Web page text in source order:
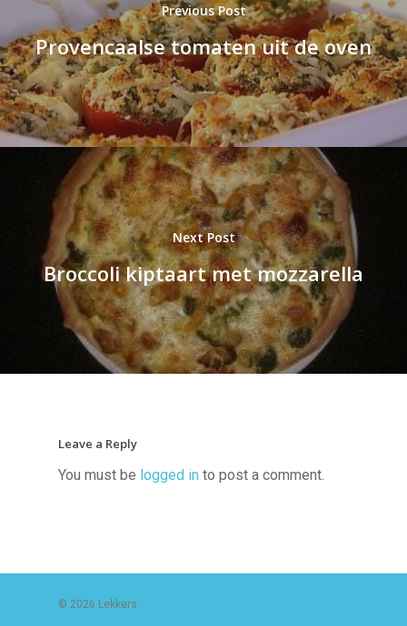
Previous Post
Provencaalse tomaten uit de oven
Next Post
Broccoli kiptaart met mozzarella
Leave a Reply
You must be logged in to post a comment.
© 2026 Lekkers.